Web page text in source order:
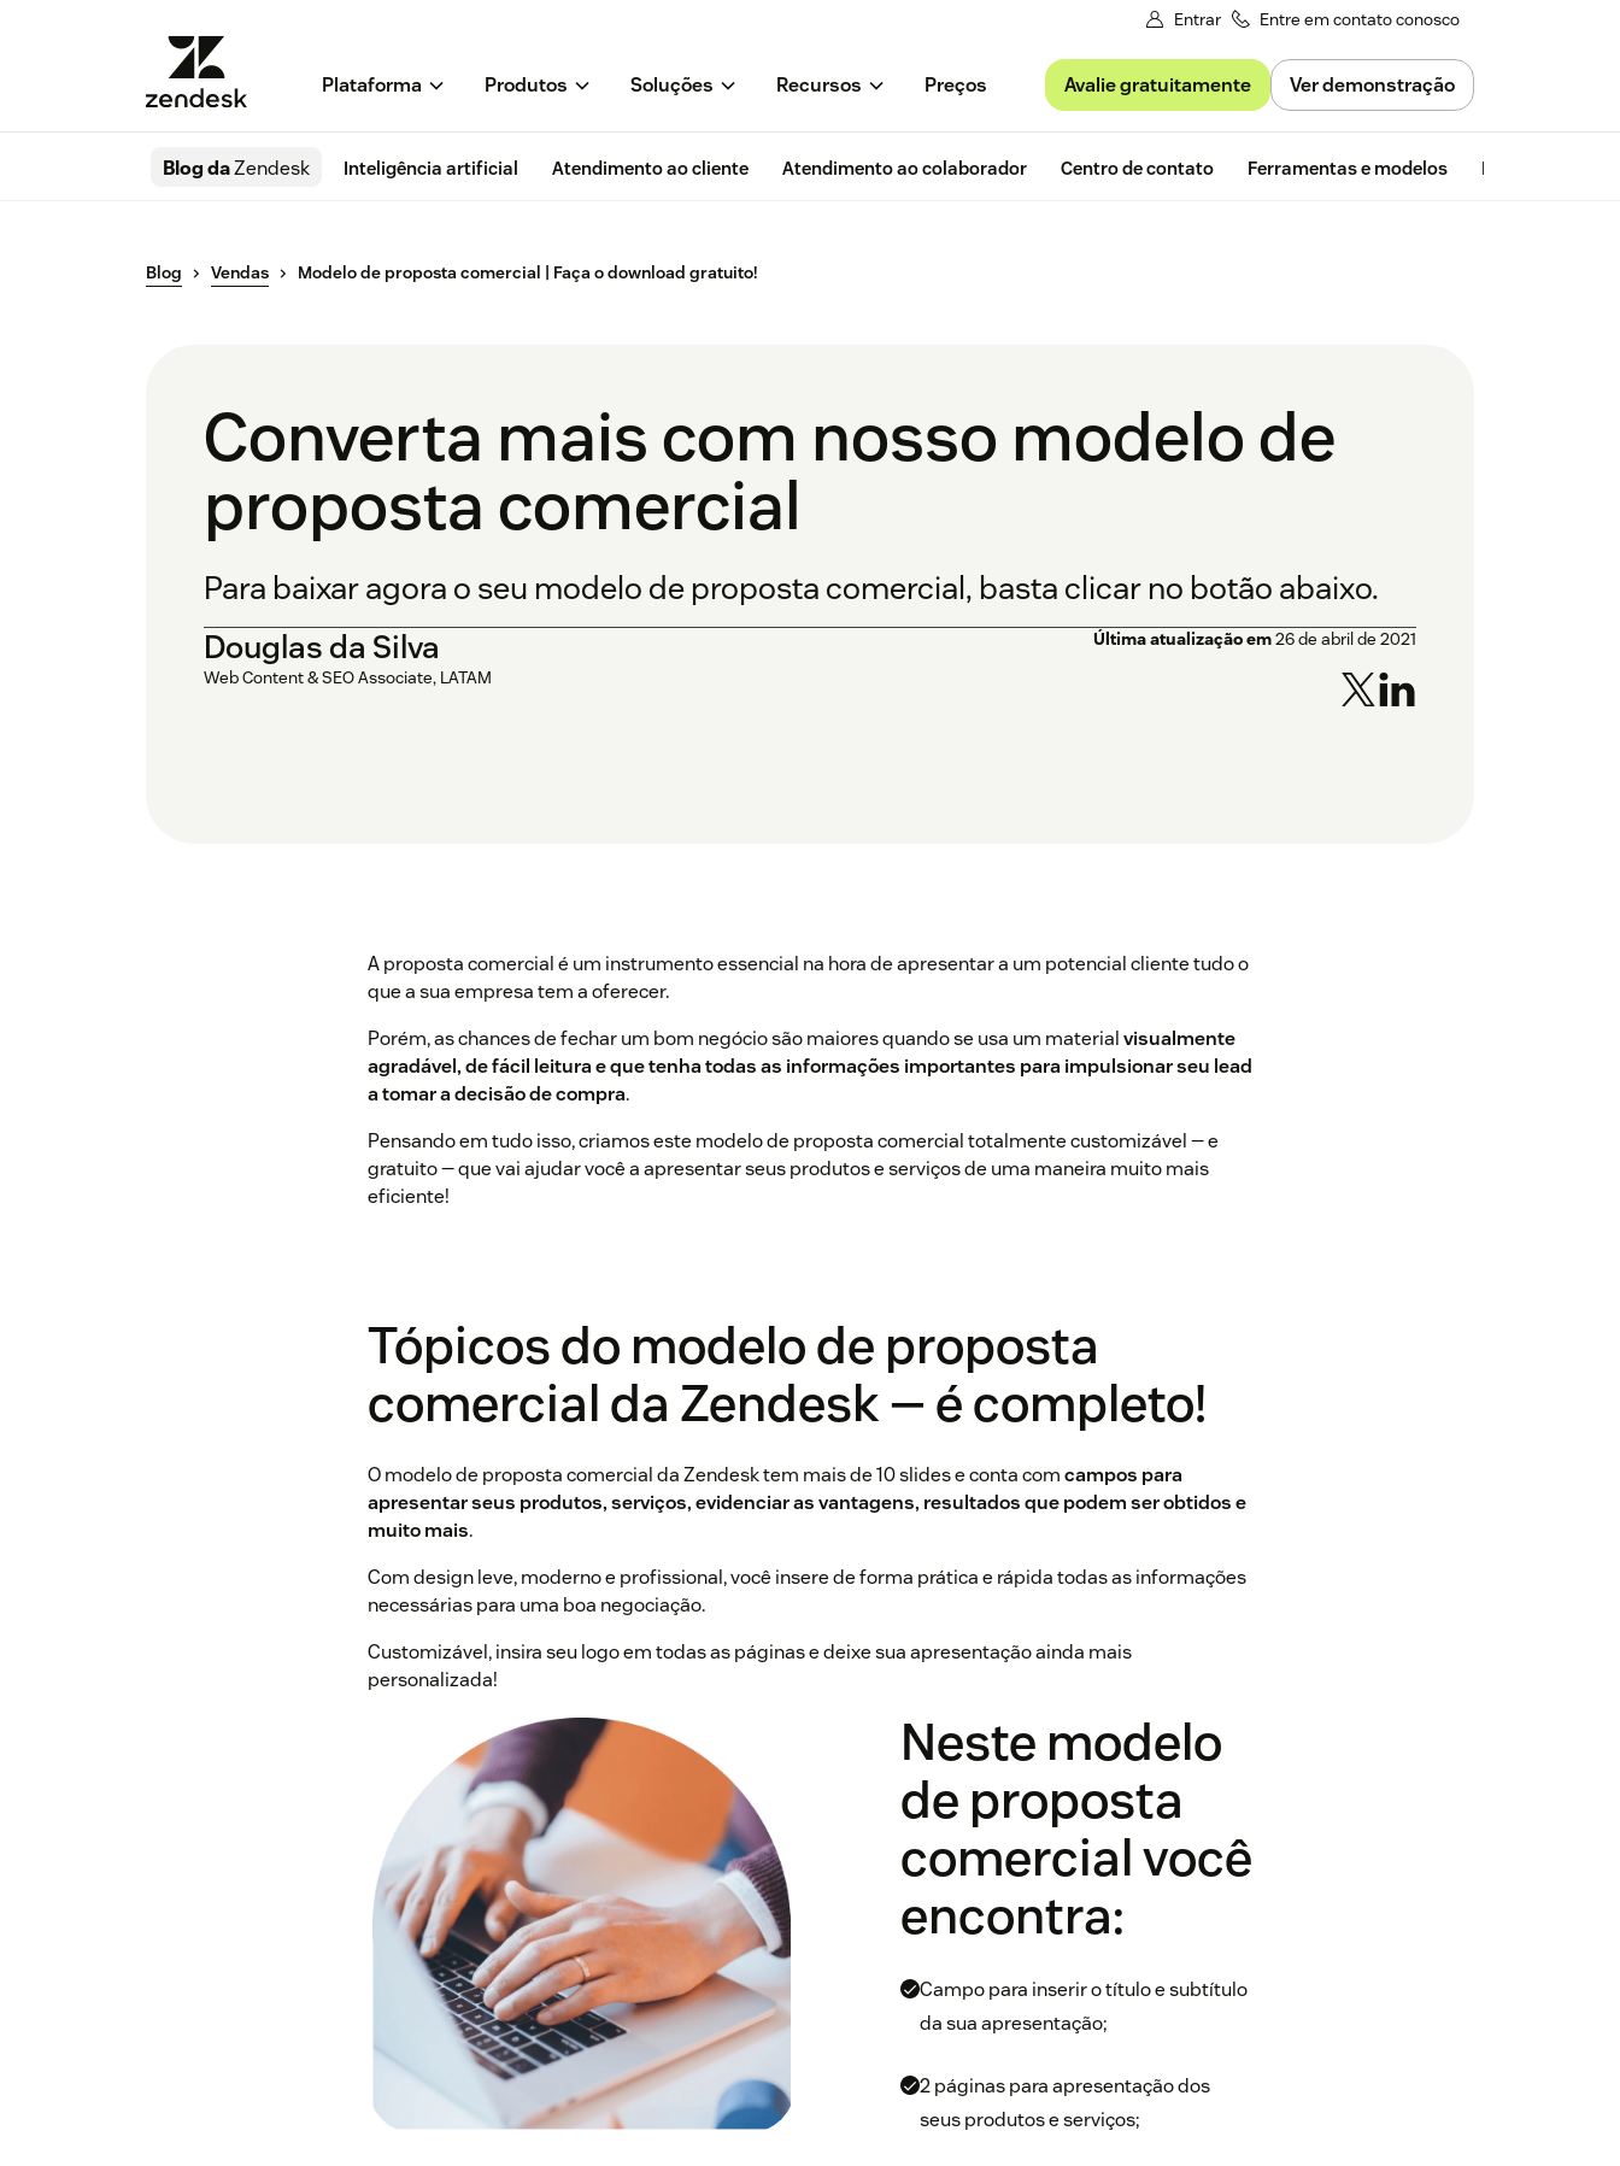
Entrar Entre em contato conosco
Plataforma Produtos Soluções Recursos Preços Avalie gratuitamente Ver demonstração
Blog daZendesk Inteligência artificial Atendimento ao cliente Atendimento ao colaborador Centro de contato Ferramentas e modelos Insights da
Blog Vendas Modelo de proposta comercial | Faça o download gratuito!
Converta mais com nosso modelo de
proposta comercial
Para baixar agora o seu modelo de proposta comercial, basta clicar no botão abaixo.
Douglas da Silva
Web Content & SEO Associate, LATAM
Última atualização em26 de abril de 2021
A proposta comercial é um instrumento essencial na hora de apresentar a um potencial cliente tudo o
que a sua empresa tem a oferecer.
Porém, as chances de fechar um bom negócio são maiores quando se usa um materialvisualmente
agradável, de fácil leitura e que tenha todas as informações importantes para impulsionar seu lead
a tomar a decisão de compra.
Pensando em tudo isso, criamos este modelo de proposta comercial totalmente customizável — e
gratuito — que vai ajudar você a apresentar seus produtos e serviços de uma maneira muito mais
eficiente!
Tópicos do modelo de proposta
comercial da Zendesk — é completo!
O modelo de proposta comercial da Zendesk tem mais de 10 slides e conta comcampos para
apresentar seus produtos, serviços, evidenciar as vantagens, resultados que podem ser obtidos e
muito mais.
Com design leve, moderno e profissional, você insere de forma prática e rápida todas as informações
necessárias para uma boa negociação.
Customizável, insira seu logo em todas as páginas e deixe sua apresentação ainda mais
personalizada!
Neste modelo
de proposta
comercial você
encontra:
Campo para inserir o título e subtítulo
da sua apresentação;
2 páginas para apresentação dos
seus produtos e serviços;